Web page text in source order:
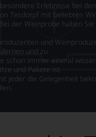
Erlebnisse bei
Tesdorpf mit beliebten
der Weinprobe haben
und
und zu
schon immer einmal
und Pakete ist
jeder die Gelegenheit